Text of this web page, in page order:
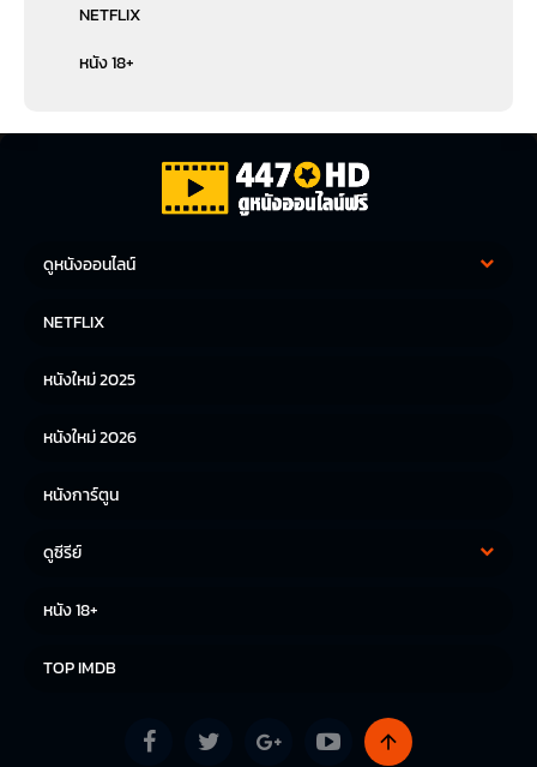
NETFLIX
หนัง 18+
ดูหนังออนไลน์
หนังญี่ปุ่น
NETFLIX
หนังใหม่ 2025
หนังใหม่ 2026
หนังการ์ตูน
ดูซีรีย์
หนัง 18+
TOP IMDB